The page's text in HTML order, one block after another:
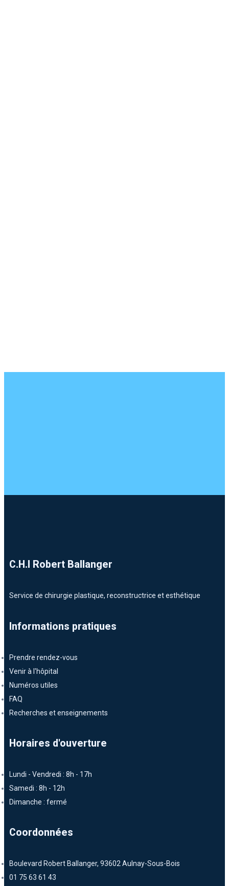
C.H.I Robert Ballanger
Service de chirurgie plastique, reconstructrice et esthétique
Informations pratiques
Prendre rendez-vous
Venir à l'hôpital
Numéros utiles
FAQ
Recherches et enseignements
Horaires d'ouverture
Lundi - Vendredi : 8h - 17h
Samedi : 8h - 12h
Dimanche : fermé
Coordonnées
Boulevard Robert Ballanger, 93602 Aulnay-Sous-Bois
01 75 63 61 43